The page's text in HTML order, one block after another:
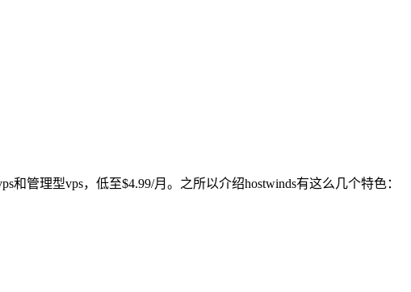
管理型vps，低至$4.99/月。之所以介绍hostwinds有这么几个特色：